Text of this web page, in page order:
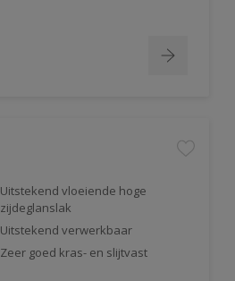
Uitstekend vloeiende hoge
zijdeglanslak
Uitstekend verwerkbaar
Zeer goed kras- en slijtvast